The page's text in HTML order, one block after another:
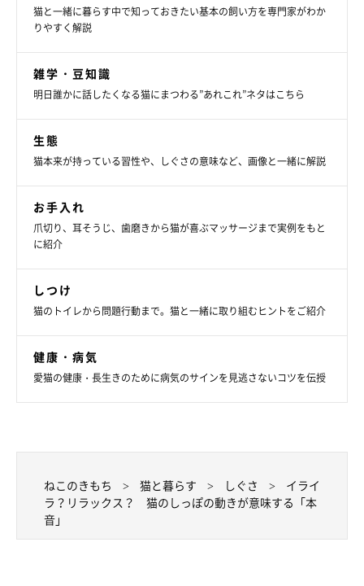
猫と一緒に暮らす中で知っておきたい基本の飼い方を専門家がわか
りやすく解説
雑学・豆知識
明日誰かに話したくなる猫にまつわる”あれこれ”ネタはこちら
生態
猫本来が持っている習性や、しぐさの意味など、画像と一緒に解説
お手入れ
爪切り、耳そうじ、歯磨きから猫が喜ぶマッサージまで実例をもと
に紹介
しつけ
猫のトイレから問題行動まで。猫と一緒に取り組むヒントをご紹介
健康・病気
愛猫の健康・長生きのために病気のサインを見逃さないコツを伝授
ねこのきもち 猫と暮らす しぐさ
イライ
ラ？リラックス？ 猫のしっぽの動きが意味する「本
音」